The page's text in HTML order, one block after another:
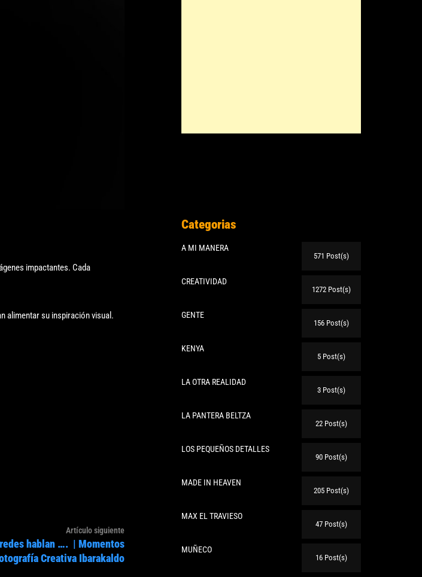
impactantes. Cada
alimentar su inspiración visual.
Artículo siguienteArtículo
siguiente:
hablan …. | Momentos
Creativa Ibarakaldo
Categorias
A MI MANERA
571 Post(s)
CREATIVIDAD
1272 Post(s)
GENTE
156 Post(s)
KENYA
5 Post(s)
LA OTRA REALIDAD
3 Post(s)
LA PANTERA BELTZA
22 Post(s)
LOS PEQUEÑOS DETALLES
90 Post(s)
MADE IN HEAVEN
205 Post(s)
MAX EL TRAVIESO
47 Post(s)
MUÑECO
16 Post(s)